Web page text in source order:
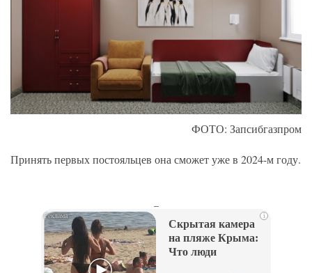
ФОТО: Запсибгазпром
Принять первых постояльцев она сможет уже в 2024-м году.
i
Скрытая камера
на пляже Крыма:
Что люди